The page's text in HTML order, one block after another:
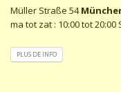
Müller Straße 54
ma tot zat : 10:00 tot 20:00
PLUS DE INFO